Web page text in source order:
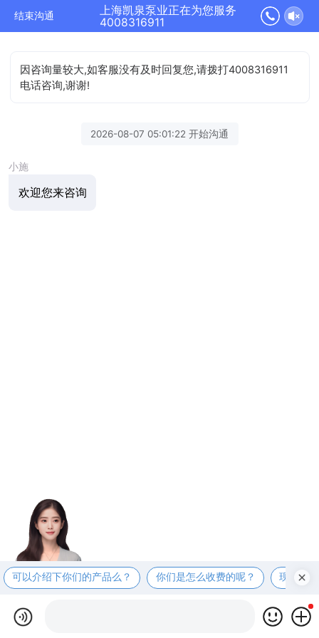
结束沟通
上海凯泉泵业正在为您服务
4008316911
因咨询量较大,如客服没有及时回复您,请拨打4008316911
电话咨询,谢谢!
2026-08-07 05:01:22 开始沟通
小施
欢迎您来咨询
可以介绍下你们的产品么？ 你们是怎么收费的呢？ 现在有